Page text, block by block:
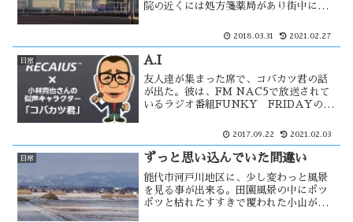
院の近くには処方箋薬局があり街中にも
でドラッグストアーがオープンした。そ
かないが、採算は・・
2018.03.31 2021.02.27
日常 A.I
友人達が集まった席で、コバカツ君の話
が出た。彼は、FM NAC5で放送されて
いるラジオ番組FUNKY FRIDAYのパ
ラクターで、RECAIUS（リカイアス）
す。音声認識機能にsiriが・・・
2017.09.22 2021.02.03
日常 ずっと思い込んでいた間違い
能代市河戸川地区に、少し変わっと風景
を見る事が出来る。田園風景の中にポツ
ポツと枯れたすすきで覆われた小山が見